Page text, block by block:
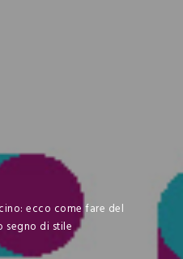
ecco come fare del
segno di stile